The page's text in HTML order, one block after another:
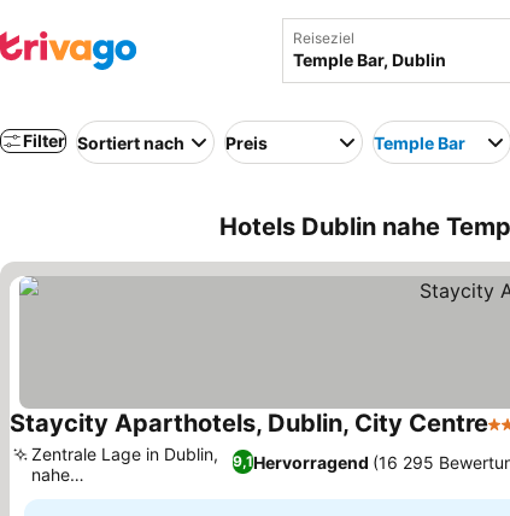
Reiseziel
Filter Sortiert nach Preis Temple Bar
Hotels Dublin nahe
Staycity Aparthotels, Dublin, City Centre4
9,1Hervorragend (16 295
Zentrale Lage in Dublin,
nahe
Sehenswürdigkeiten